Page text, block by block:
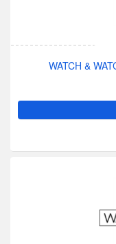
WATCH &